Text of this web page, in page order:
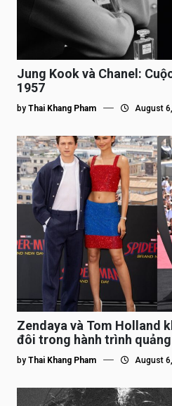
Jung Kook và Chanel:
1957
by Thai Khang Pham August
Zendaya và Tom Holland
đôi trong hành trình
by Thai Khang Pham August